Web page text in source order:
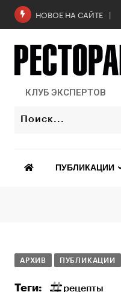
НОВОЕ НА САЙТЕ
КЛУБ ЭКСПЕРТОВ
ПУБЛИКАЦИИ
АРХИВ ПУБЛИКАЦИИ
Теги: рецепты